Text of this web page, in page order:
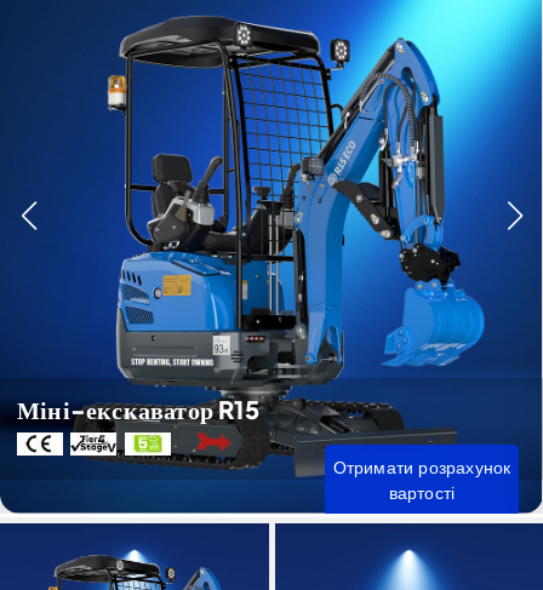
Міні-екскаватор R15
Отримати розрахунок
вартості